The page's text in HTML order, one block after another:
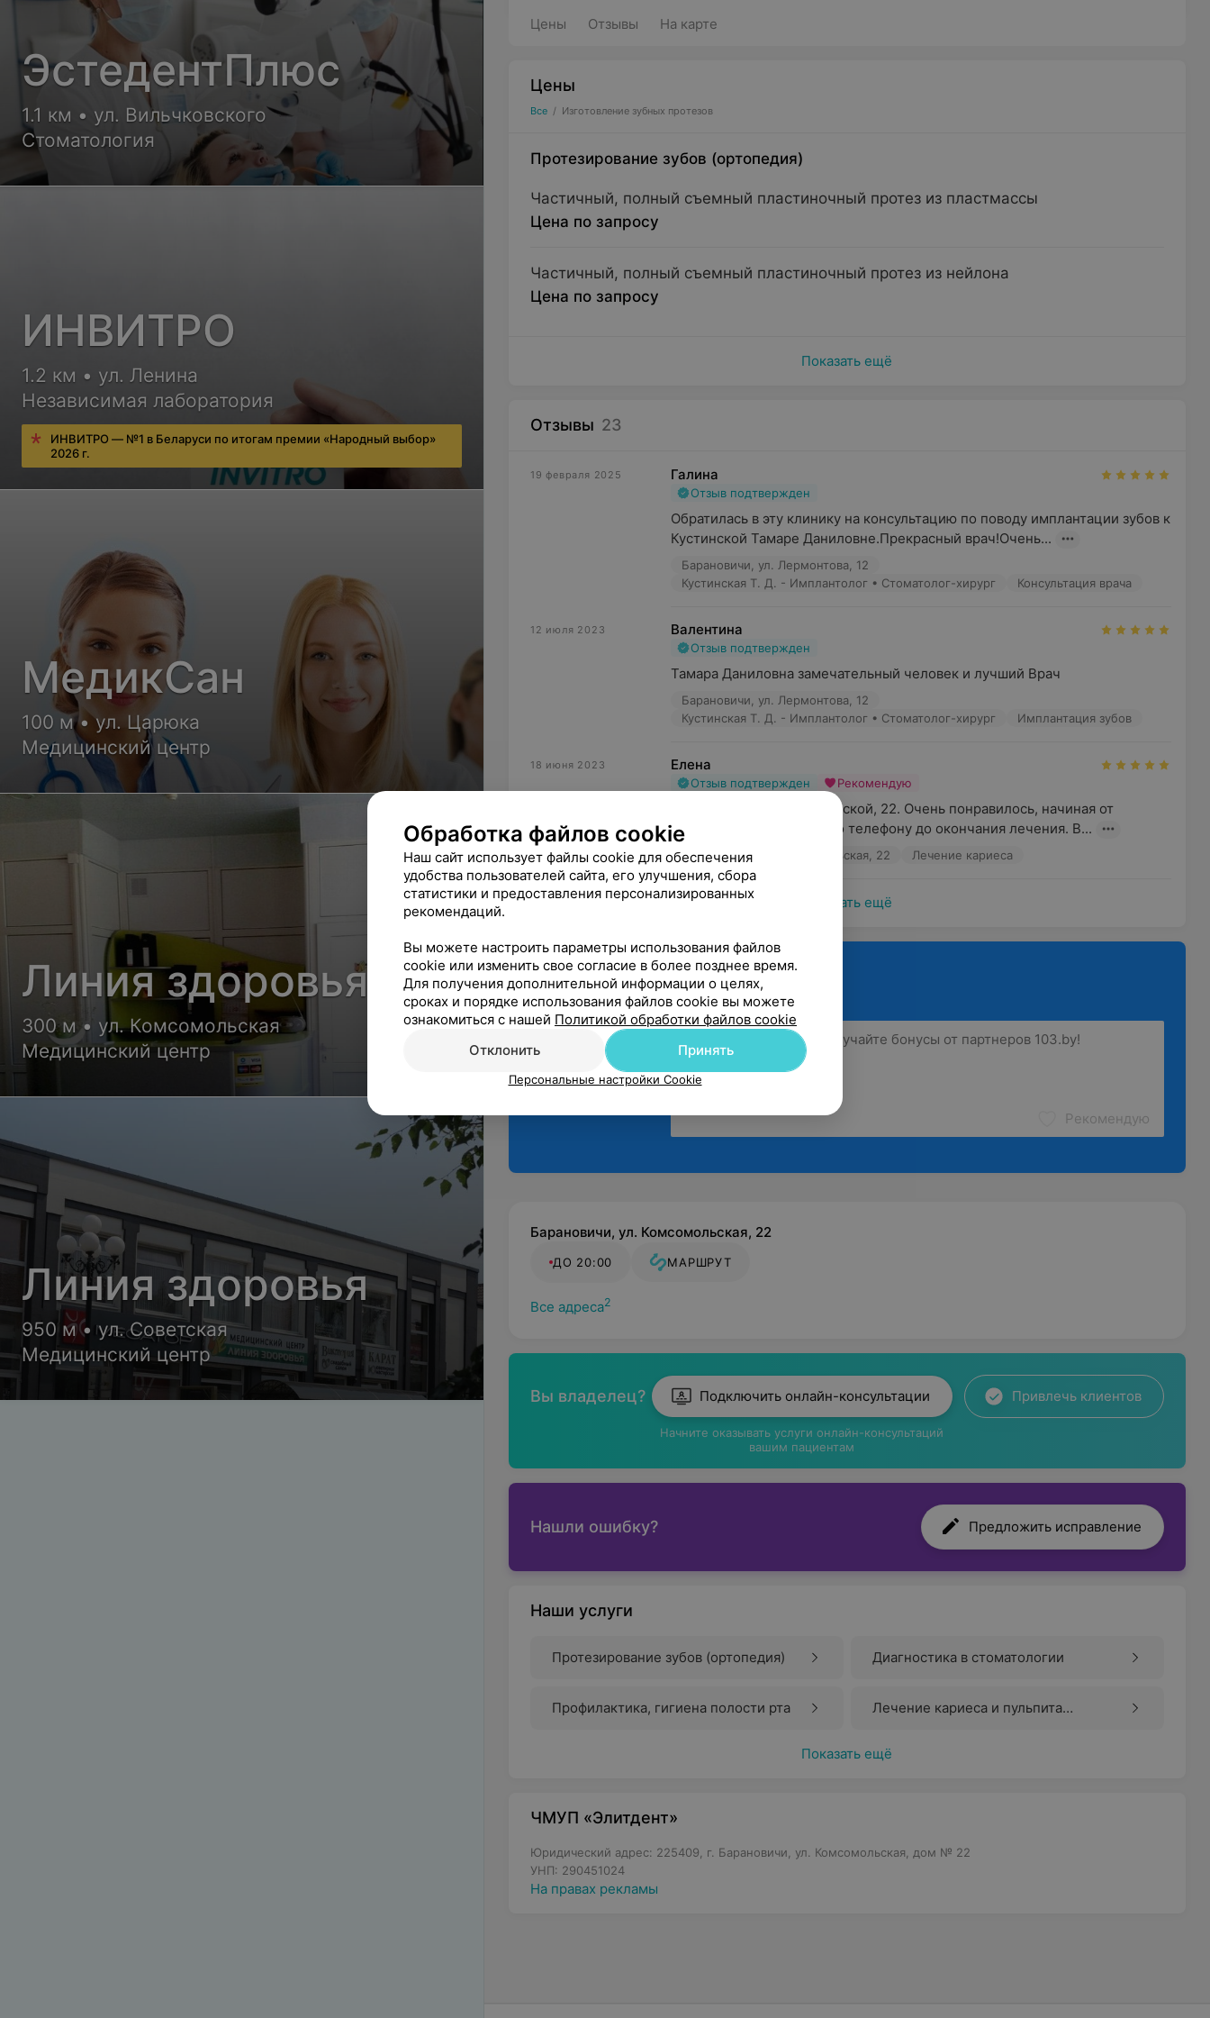
Цены Отзывы На карте
Цены
Все / Изготовление зубных протезов
Протезирование зубов (ортопедия)
Частичный, полный съемный пластиночный протез из пластмассы
Цена по запросу
Частичный, полный съемный пластиночный протез из нейлона
Цена по запросу
Показать ещё
Отзывы 23
19 февраля 2025 Галина
Отзыв подтвержден
Обратилась в эту клинику на консультацию по поводу имплантации зубов к
Кустинской Тамаре Даниловне.Прекрасный врач!Очень...
Барановичи, ул. Лермонтова, 12
Кустинская Т. Д. - Имплантолог • Стоматолог-хирург
Консультация врача
12 июля 2023 Валентина
Отзыв подтвержден
Тамара Даниловна замечательный человек и лучший Врач
Барановичи, ул. Лермонтова, 12
Кустинская Т. Д. - Имплантолог • Стоматолог-хирург
Имплантация зубов
18 июня 2023 Елена
Отзыв подтвержден Рекомендую
Лечила зуб на Комсомольской, 22. Очень понравилось, начиная от
общения со дня записи по телефону до окончания лечения. В...
Барановичи, ул. Комсомольская, 22 Лечение кариеса
Показать ещё
Поделитесь
мнением
Рекомендую
Барановичи, ул. Комсомольская, 22
ДО 20:00 МАРШРУТ
Все адреса2
Вы владелец? Подключить онлайн-консультации
Начните оказывать услуги онлайн-консультаций
вашим пациентам
Привлечь клиентов
Нашли ошибку? Предложить исправление
Наши услуги
Протезирование зубов (ортопедия) Диагностика в стоматологии
Профилактика, гигиена полости рта
Лечение кариеса и пульпита
Показать ещё
ЧМУП «Элитдент»
Юридический адрес: 225409, г. Барановичи, ул. Комсомольская, дом № 22
УНП: 290451024
На правах рекламы
ЭстедентПлюс
1.1 км • ул. Вильчковского
Стоматология
ИНВИТРО
1.2 км • ул. Ленина
Независимая лаборатория
ИНВИТРО — №1 в Беларуси по итогам премии «Народный выбор»
2026 г.
МедикСан
100 м • ул. Царюка
Медицинский центр
Линия здоровья
300 м • ул. Комсомольская
Медицинский центр
Линия здоровья
950 м • ул. Советская
Медицинский центр
Обработка файлов cookie
Наш сайт использует файлы cookie для обеспечения
удобства пользователей сайта, его улучшения, сбора
статистики и предоставления персонализированных
рекомендаций.
Вы можете настроить параметры использования файлов
cookie или изменить свое согласие в более позднее время.
Для получения дополнительной информации о целях,
сроках и порядке использования файлов cookie вы можете
ознакомиться с нашей Политикой обработки файлов cookie
Отклонить
Принять
Персональные настройки Cookie